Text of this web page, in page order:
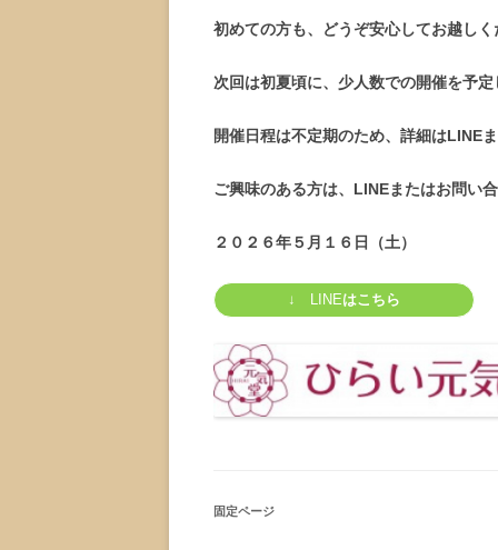
初めての方も、どうぞ安心してお越しく
次回は初夏頃に、少人数での開催を予
開催日程は不定期のため、詳細はLINE
ご興味のある方は、LINEまたはお問い
２０２６年５月１６日（土）
↓ LINEはこちら
固定ページ